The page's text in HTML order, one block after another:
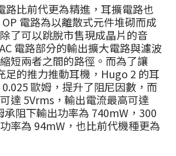
路比前代更為精進，耳擴電路也
電路為以離散式元件堆砌而成
了可以跳脫市售現成晶片的音
電路部分的輸出擴大電路與濾波
短兩者之間的路徑。而為了讓
足的推力推動耳機，Hugo 2 的耳
歐姆，提升了阻尼因數，而
達 5Vrms，輸出電流最高可達
承阻下輸出功率為 740mW，300
率為 94mW，也比前代機種更為